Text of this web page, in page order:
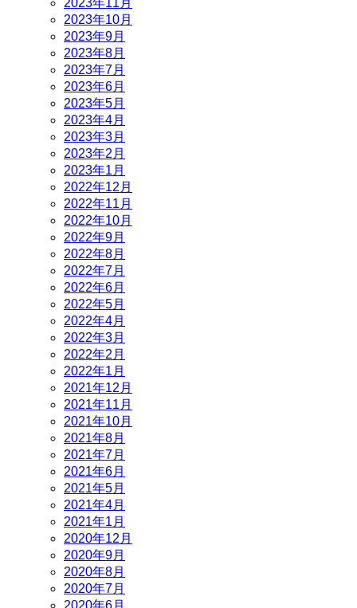
2023年11月
2023年10月
2023年9月
2023年8月
2023年7月
2023年6月
2023年5月
2023年4月
2023年3月
2023年2月
2023年1月
2022年12月
2022年11月
2022年10月
2022年9月
2022年8月
2022年7月
2022年6月
2022年5月
2022年4月
2022年3月
2022年2月
2022年1月
2021年12月
2021年11月
2021年10月
2021年8月
2021年7月
2021年6月
2021年5月
2021年4月
2021年1月
2020年12月
2020年9月
2020年8月
2020年7月